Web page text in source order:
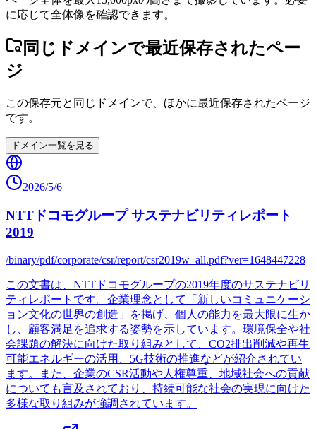
に応じて全体像を確認できます。
同じドメインで最近保存されたペー
ジ
この保存元と同じドメインで、ほかに最近保存されたページ
です。
ドメイン一覧を見る
2026/5/6
NTTドコモグループ サステナビリティレポート
2019
/binary/pdf/corporate/csr/report/csr2019w_all.pdf?ver=1648447228
この文書は、NTTドコモグループの2019年度のサステナビリ
ティレポートです。企業理念として「新しいコミュニケーシ
ョン文化の世界の創造」を掲げ、個人の能力を最大限に生か
し、顧客満足を追求する姿勢を示しています。環境保全や社
会課題の解決に向けた取り組みとして、CO2排出削減や再生
可能エネルギーの活用、5G技術の推進などが紹介されてい
ます。また、企業のCSR活動や人権尊重、地域社会への貢献
についても言及されており、持続可能な社会の実現に向けた
多様な取り組みが強調されています。